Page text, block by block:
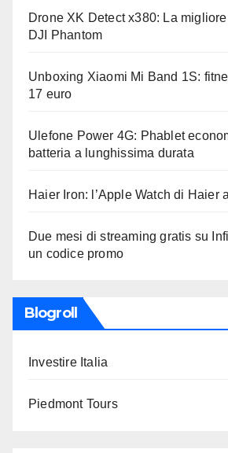
Drone XK Detect x380: La
DJI Phantom
Unboxing Xiaomi Mi Band 1S:
17 euro
Ulefone Power 4G: Phablet
batteria a lunghissima durata
Haier Iron: l’Apple Watch di Haier
Due mesi di streaming gratis su
un codice promo
Blogroll
Investire Italia
Piedmont Tours